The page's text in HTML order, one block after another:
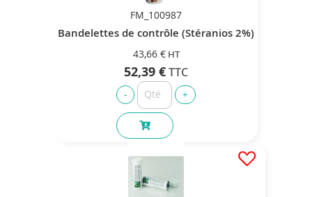
FM_100987
Bandelettes de contrôle (Stéranios 2%)
43,66 €
52,39 €